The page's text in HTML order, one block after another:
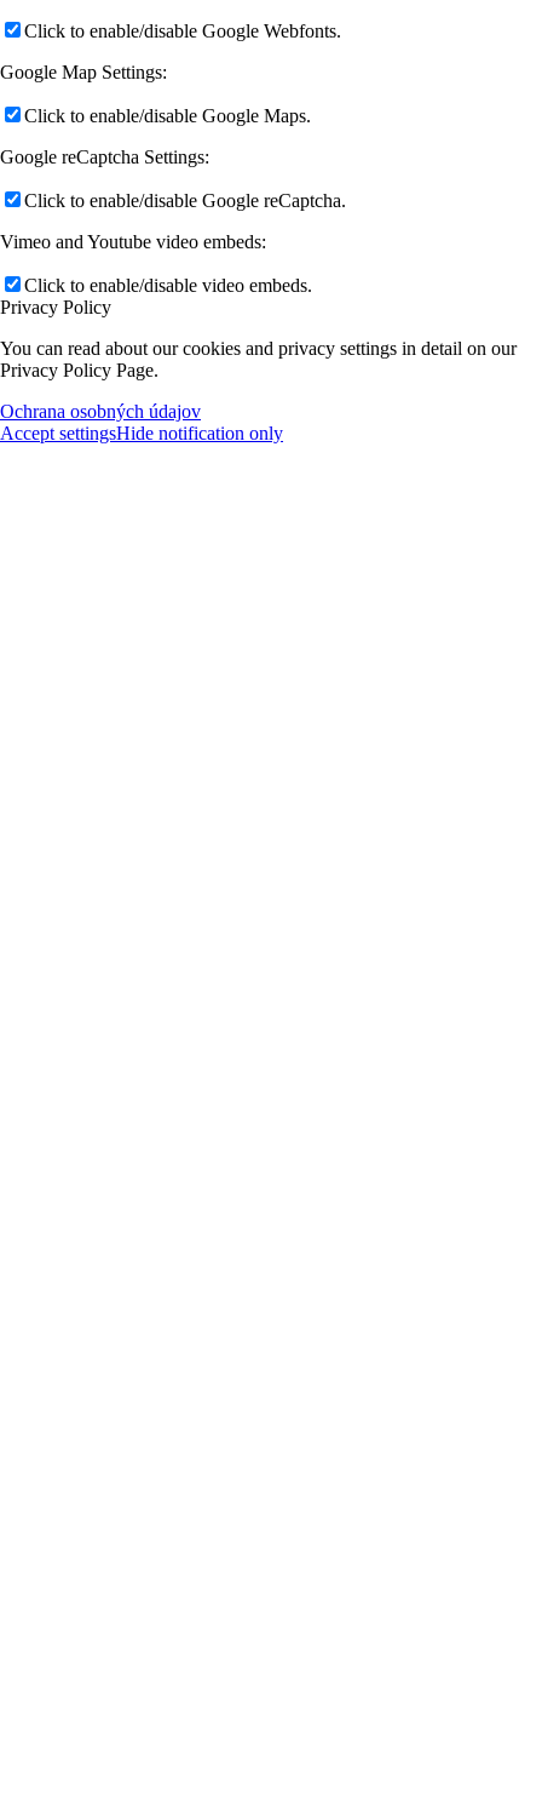
Click to enable/disable Google Webfonts.
Google Map Settings:
Click to enable/disable Google Maps.
Google reCaptcha Settings:
Click to enable/disable Google reCaptcha.
Vimeo and Youtube video embeds:
Click to enable/disable video embeds.
Privacy Policy
You can read about our cookies and privacy settings in detail on our
Privacy Policy Page.
Ochrana osobných údajov
Accept settingsHide notification only